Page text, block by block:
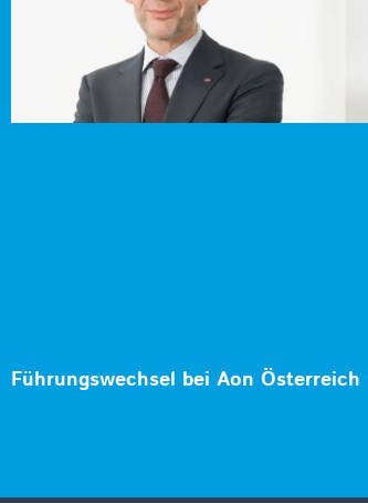
Führungswechsel bei Aon Österreich